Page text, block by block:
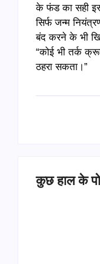
के फंड का सही
सिर्फ जन्म
बंद करने के भी
“कोई भी तर्क
ठहरा सकता।”
कुछ हाल के